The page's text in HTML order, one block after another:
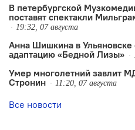
В петербургской
поставят спектакли
19:32, 07 августа
Анна Шишкина в Ульяновске
адаптацию «Бедной Лизы»
Умер многолетний завлит
Стронин
11:20, 07 августа
Все новости